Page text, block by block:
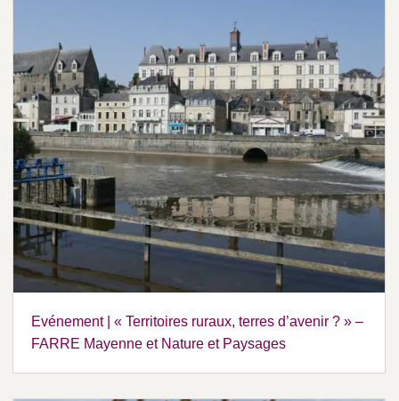
Evénement | « Territoires ruraux, terres d’avenir ? » –
FARRE Mayenne et Nature et Paysages